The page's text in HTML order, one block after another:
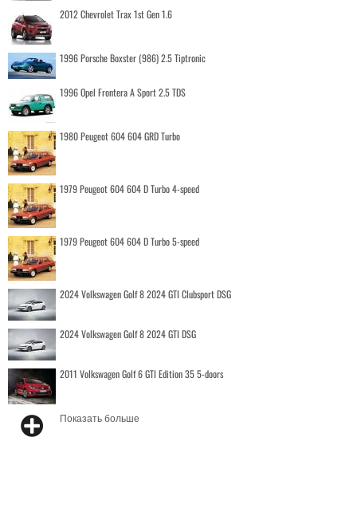
2012 Chevrolet Trax 1st Gen 1.6
1996 Porsche Boxster (986) 2.5 Tiptronic
1996 Opel Frontera A Sport 2.5 TDS
1980 Peugeot 604 604 GRD Turbo
1979 Peugeot 604 604 D Turbo 4-speed
1979 Peugeot 604 604 D Turbo 5-speed
2024 Volkswagen Golf 8 2024 GTI Clubsport DSG
2024 Volkswagen Golf 8 2024 GTI DSG
2011 Volkswagen Golf 6 GTI Edition 35 5-doors
Показать больше